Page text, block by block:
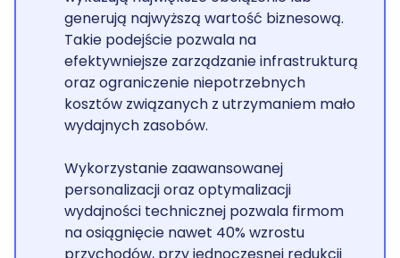
generują najwyższą wartość biznesową.
Takie podejście pozwala na
efektywniejsze zarządzanie infrastrukturą
oraz ograniczenie niepotrzebnych
kosztów związanych z utrzymaniem mało
wydajnych zasobów.
Wykorzystanie zaawansowanej
personalizacji oraz optymalizacji
wydajności technicznej pozwala firmom
na osiągnięcie nawet 40% wzrostu